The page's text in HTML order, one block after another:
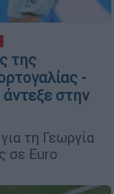
της
-
στην
τη Γεωργία
σε Euro